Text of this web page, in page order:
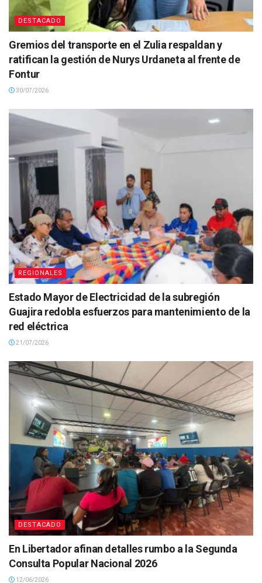
DESTACADO
Gremios del transporte en el Zulia respaldan y
ratifican la gestión de Nurys Urdaneta al frente de
Fontur
30/07/2026
REGIONALES
Estado Mayor de Electricidad de la subregión
Guajira redobla esfuerzos para mantenimiento de la
red eléctrica
21/07/2026
DESTACADO
En Libertador afinan detalles rumbo a la Segunda
Consulta Popular Nacional 2026
12/06/2026